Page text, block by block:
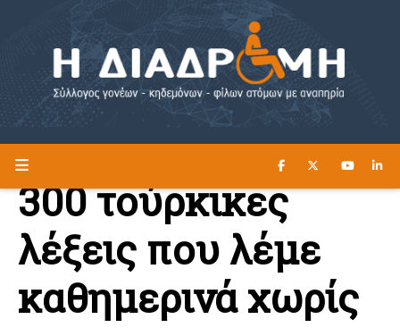
Η ΔΙΑΔΡΟΜΗ ΔΙΑΒΑΣΤΕ ΕΔΩ ►
300 τούρκικες
λέξεις που λέμε
καθημερινά χωρίς